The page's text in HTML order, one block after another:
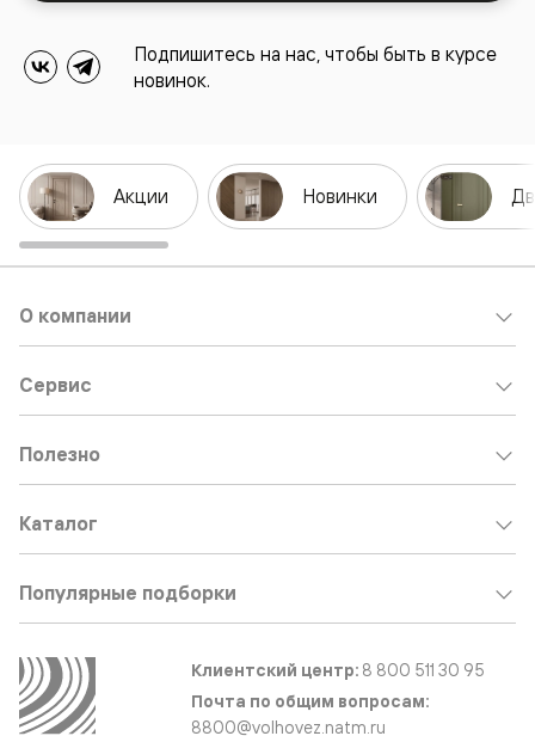
Подпишитесь на нас, чтобы быть в курсе
новинок.
Акции Новинки
О компании
Сервис
Полезно
Каталог
Популярные подборки
Клиентский центр: 8 800 511 30 95
Почта по общим вопросам:
8800@volhovez.natm.ru